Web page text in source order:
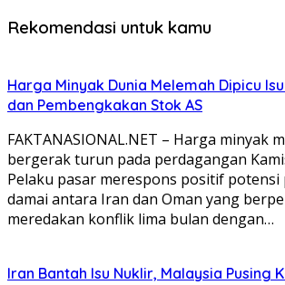
Rekomendasi untuk kamu
Harga Minyak Dunia Melemah Dipicu
dan Pembengkakan Stok AS
FAKTANASIONAL.NET – Harga minyak
bergerak turun pada perdagangan
Pelaku pasar merespons positif potensi
damai antara Iran dan Oman yang
meredakan konflik lima bulan dengan…
Iran Bantah Isu Nuklir, Malaysia Pusing